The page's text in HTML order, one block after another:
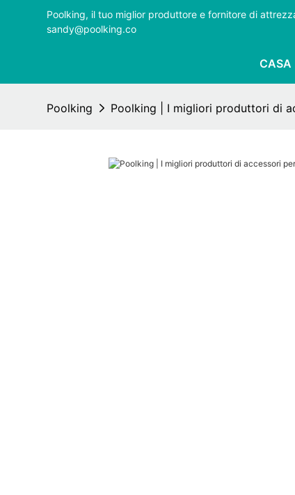
Poolking, il tuo miglior produttore e fornitore di
sandy@poolking.co
CASA
Poolking Poolking | I migliori produttori di